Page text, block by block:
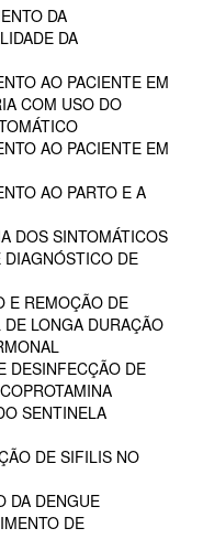
DA
DA
AO PACIENTE EM
COM USO DO
AO PACIENTE EM
AO PARTO E A
DOS SINTOMÁTICOS
DIAGNÓSTICO DE
E REMOÇÃO DE
LONGA DURAÇÃO
DESINFECÇÃO DE
SENTINELA
DE SIFILIS NO
DA DENGUE
DE